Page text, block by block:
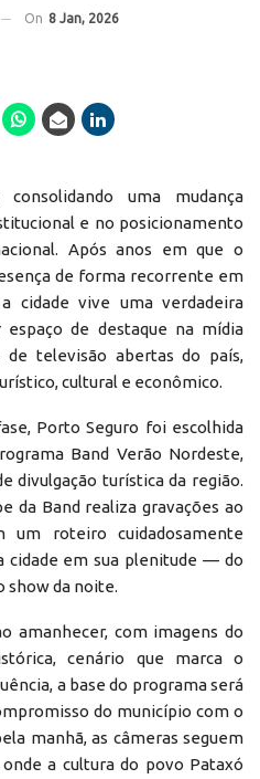
On 8 Jan, 2026
uma mudança
e no posicionamento
Após anos em que o
de forma recorrente em
cidade vive uma verdadeira
espaço de destaque na mídia
de televisão abertas do país,
cultural e econômico.
Porto Seguro foi escolhida
Band Verão Nordeste,
divulgação turística da região.
da Band realiza gravações ao
roteiro cuidadosamente
cidade em sua plenitude — do
show da noite.
amanhecer, com imagens do
cenário que marca o
a base do programa será
do município com o
manhã, as câmeras seguem
a cultura do povo Pataxó